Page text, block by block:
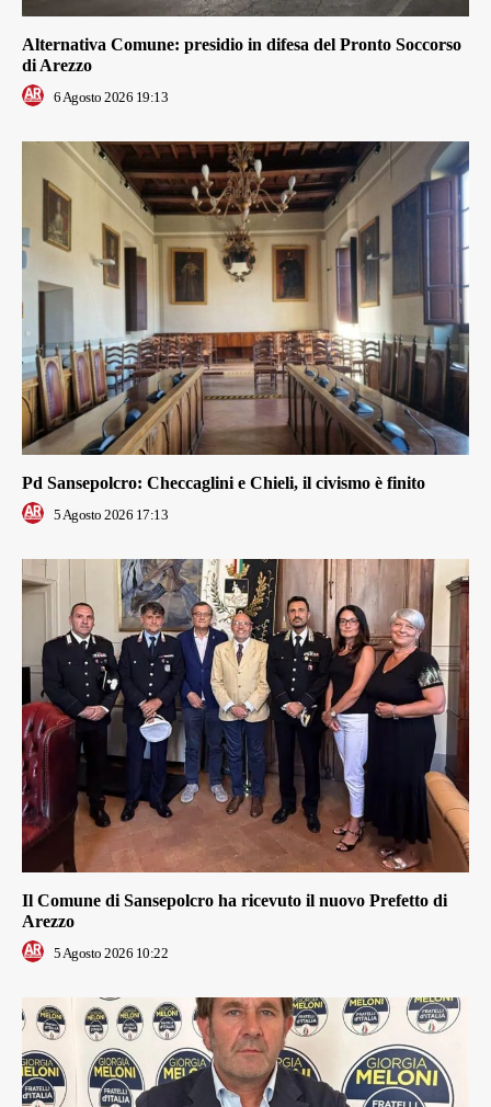
Alternativa Comune: presidio in difesa del Pronto Soccorso
di Arezzo
6 Agosto 2026 19:13
Pd Sansepolcro: Checcaglini e Chieli, il civismo è finito
5 Agosto 2026 17:13
Il Comune di Sansepolcro ha ricevuto il nuovo Prefetto di
Arezzo
5 Agosto 2026 10:22